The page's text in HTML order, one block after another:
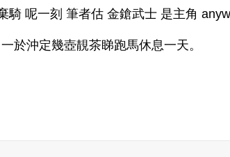
呢一刻 筆者估 金鎗武士 是主角
於沖定幾壺靚茶睇跑馬休息一天。